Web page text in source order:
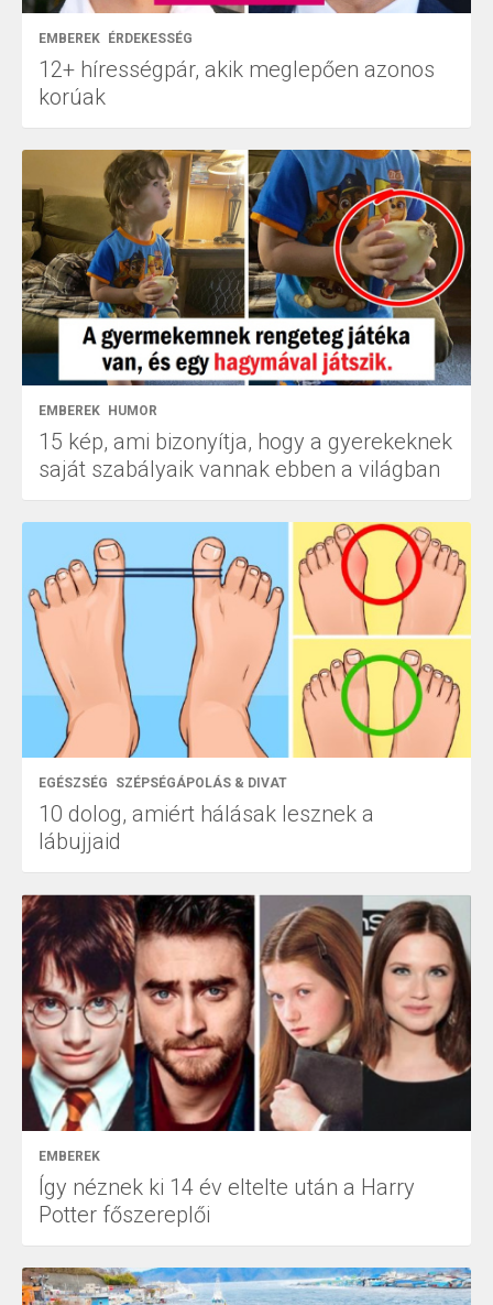
EMBEREK ÉRDEKESSÉG
12+ hírességpár, akik meglepően azonos
korúak
EMBEREK HUMOR
15 kép, ami bizonyítja, hogy a gyerekeknek
saját szabályaik vannak ebben a világban
EGÉSZSÉG SZÉPSÉGÁPOLÁS & DIVAT
10 dolog, amiért hálásak lesznek a
lábujjaid
EMBEREK
Így néznek ki 14 év eltelte után a Harry
Potter főszereplői